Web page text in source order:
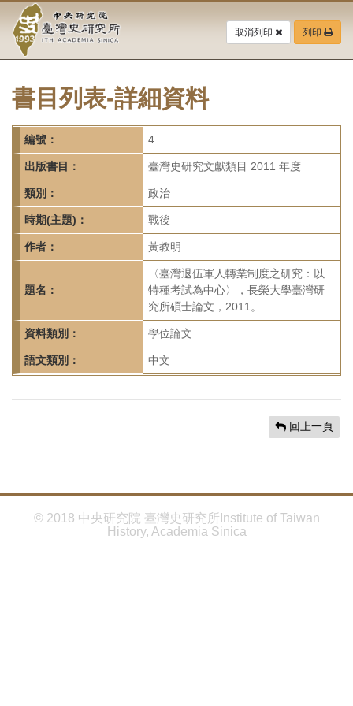
要
中
央
研
究
院-
臺
灣
史
研
究
所-
首
頁
取消列印 列印
書目列表-詳細資料
編號： 4
出版書目： 臺灣史研究文獻類目 2011 年度
類別： 政治
時期(主題)： 戰後
作者： 黃教明
題名：
〈臺灣退伍軍人轉業制度之研究：以
特種考試為中心〉，長榮大學臺灣研
究所碩士論文，2011。
資料類別： 學位論文
語文類別： 中文
回上一頁
© 2018 中央研究院 臺灣史研究所Institute of Taiwan
History, Academia Sinica